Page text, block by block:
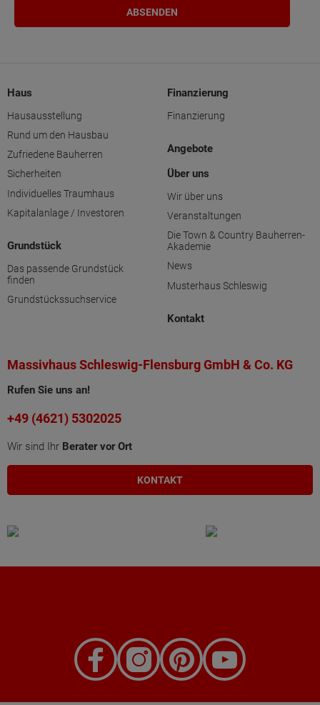
Haus
Hausausstellung
Rund um den Hausbau
Zufriedene Bauherren
Sicherheiten
Individuelles Traumhaus
Kapitalanlage / Investoren
Grundstück
Das passende Grundstück
finden
Grundstückssuchservice
Finanzierung
Finanzierung
Angebote
Über uns
Wir über uns
Veranstaltungen
Die Town & Country Bauherren-
Akademie
News
Musterhaus Schleswig
Kontakt
Massivhaus Schleswig-Flensburg GmbH & Co. KG
Rufen Sie uns an!
+49 (4621) 5302025
Wir sind Ihr Berater vor Ort
KONTAKT